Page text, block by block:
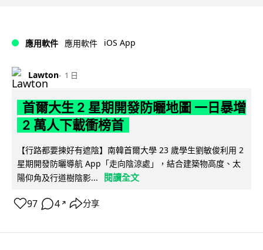
應用軟件 應用軟件 iOS App
Lawton 1 日
首爾大生 2 星期開發防曬地圖 一日暴增
2 萬人下載衝榜首
【行路都要揀好有遮陰】南韓首爾大學 23 歲學生劉敏俊利用 2
星期開發防曬導航 App「走向陰涼處」，結合建築物高度、太
陽仰角及行道樹陰影...
閱讀全文
97 4 ↗ 分享